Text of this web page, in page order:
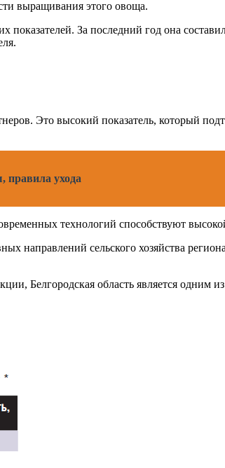
выращивания этого овоща.
показателей. За последний год она
Это высокий показатель, который
правила ухода
технологий способствуют
направлений сельского хозяйства
Белгородская область является одним